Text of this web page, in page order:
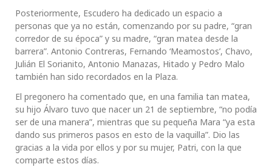
Posteriormente, Escudero ha dedicado un espacio a
personas que ya no están, comenzando por su padre, “gran
corredor de su época” y su madre, “gran matea desde la
barrera”. Antonio Contreras, Fernando ‘Meamostos’, Chavo,
Julián El Sorianito, Antonio Manazas, Hitado y Pedro Malo
también han sido recordados en la Plaza.
El pregonero ha comentado que, en una familia tan matea,
su hijo Álvaro tuvo que nacer un 21 de septiembre, “no podía
ser de una manera”, mientras que su pequeña Mara “ya esta
dando sus primeros pasos en esto de la vaquilla”. Dio las
gracias a la vida por ellos y por su mujer, Patri, con la que
comparte estos días.